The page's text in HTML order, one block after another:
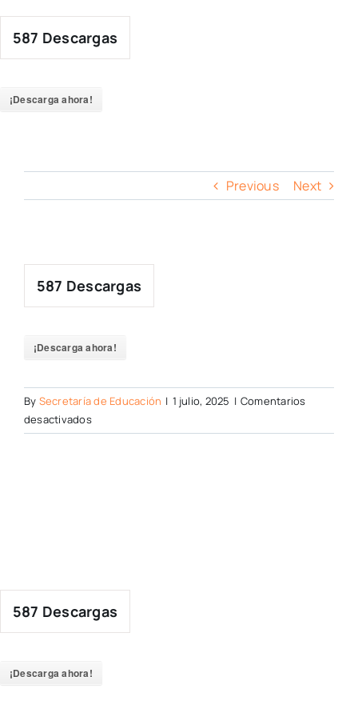
content
587 Descargas
¡Descarga ahora!
Previous Next
587 Descargas
¡Descarga ahora!
By Secretaría de Educación | 1 julio, 2025 | Comentarios
desactivadosen
587 Descargas
¡Descarga ahora!